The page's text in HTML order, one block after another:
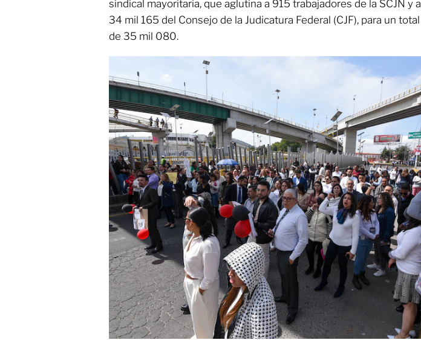
sindical mayoritaria, que aglutina a 915 trabajadores de la SCJN y a
34 mil 165 del Consejo de la Judicatura Federal (CJF), para un total
de 35 mil 080.